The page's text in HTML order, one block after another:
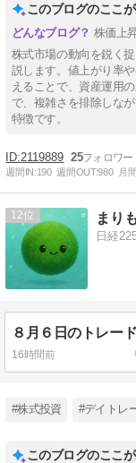
このブログのここ
株価上
株式市場の動向を鋭く
説します。値上がり率
えることで、資産運用
で、複雑さを排除しな
特徴です。
2119889 25
週間IN:190 週間OUT:980 月
12 まり
日経
８月６日のトレー
16時間前
#株式投資 #デイトレ
このブログのここ